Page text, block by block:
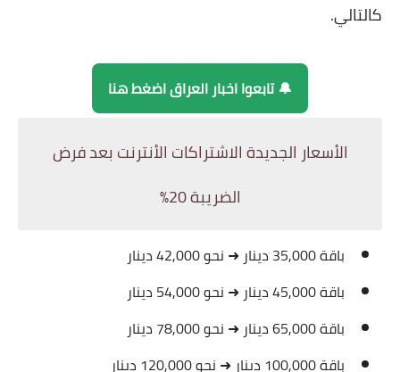
كالتالي.
🔔 تابعوا اخبار العراق اضغط هنا
الأسعار الجديدة الاشتراكات الأنترنت بعد فرض
الضريبة 20%
باقة 35,000 دينار ➜ نحو 42,000 دينار
باقة 45,000 دينار ➜ نحو 54,000 دينار
باقة 65,000 دينار ➜ نحو 78,000 دينار
باقة 100,000 دينار ➜ نحو 120,000 دينار